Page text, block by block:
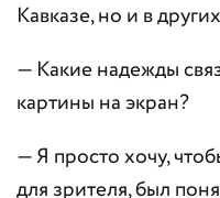
Кавказе, но и в
— Какие надежды
картины на экран?
— Я просто хочу,
для зрителя, был